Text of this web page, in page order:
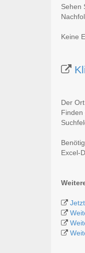
Sehen
Keine
Der
Finden
Excel-